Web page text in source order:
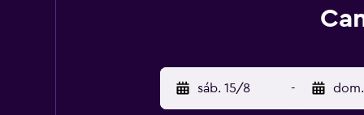
sáb. 15/8 -